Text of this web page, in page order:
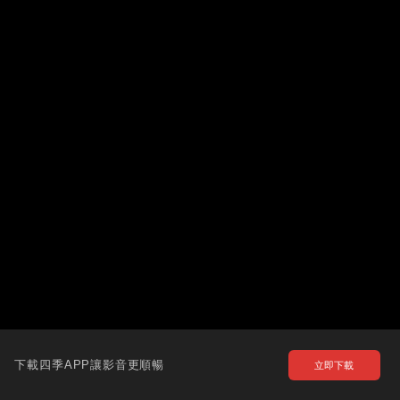
下載四季APP讓影音更順暢 立即下載